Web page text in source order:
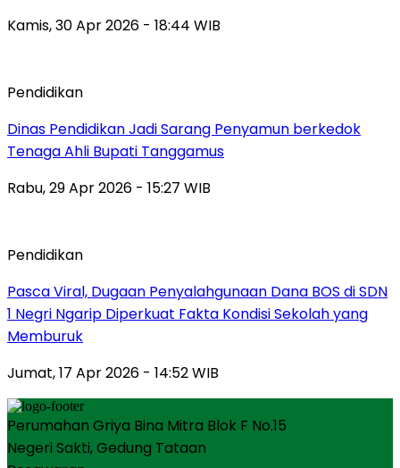
Kamis, 30 Apr 2026 - 18:44 WIB
Pendidikan
Dinas Pendidikan Jadi Sarang Penyamun berkedok
Tenaga Ahli Bupati Tanggamus
Rabu, 29 Apr 2026 - 15:27 WIB
Pendidikan
Pasca Viral, Dugaan Penyalahgunaan Dana BOS di SDN
1 Negri Ngarip Diperkuat Fakta Kondisi Sekolah yang
Memburuk
Jumat, 17 Apr 2026 - 14:52 WIB
Perumahan Griya Bina Mitra Blok F No.15
Negeri Sakti, Gedung Tataan